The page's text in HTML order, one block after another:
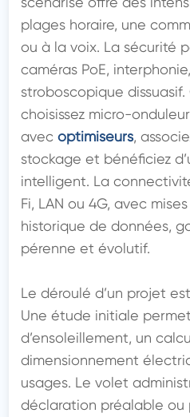
plages horaire, une
ou à la voix. La sécurité
caméras PoE,
stroboscopique
choisissez micro-
avec optimiseurs,
stockage et bénéficiez
intelligent. La
Fi, LAN ou 4G, avec
historique de données,
pérenne et évolutif.
Le déroulé d’un projet
Une étude initiale
d’ensoleillement, un
dimensionnement
usages. Le volet
déclaration préalable ou